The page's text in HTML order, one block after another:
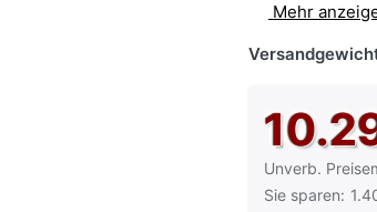
Mehr
Unverb.
Die UVP ist
Sie sparen: